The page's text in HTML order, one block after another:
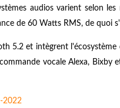
audios varient selon les
de 60 Watts RMS, de quoi
5.2 et intègrent l'écosystème
vocale Alexa, Bixby